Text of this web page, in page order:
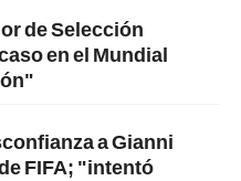
de Selección
en el Mundial
a Gianni
FIFA; "intentó